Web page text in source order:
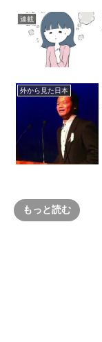
連載
外から見た日本
もっと読む